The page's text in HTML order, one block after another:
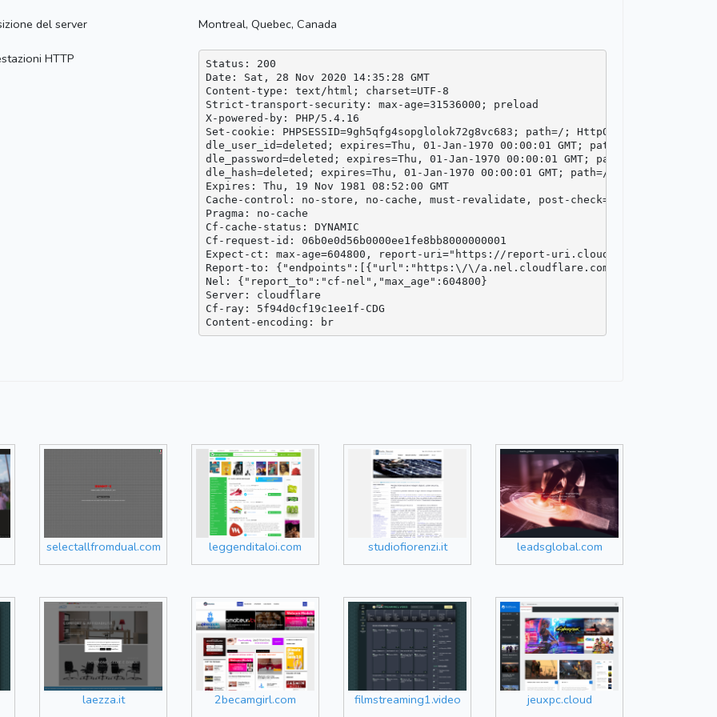
del server Montreal, Quebec, Canada
HTTP
Status: 200
Date: Sat, 28 Nov 2020 14:35:28 GMT
Content-type: text/html; charset=UTF-8
Strict-transport-security: max-age=31536000; preload
X-powered-by: PHP/5.4.16
Set-cookie: PHPSESSID=9gh5qfg4sopglolok72g8vc683; path=/; HttpOnly
dle_user_id=deleted; expires=Thu, 01-Jan-1970 00:00:01 GMT; path=/; httponly
dle_password=deleted; expires=Thu, 01-Jan-1970 00:00:01 GMT; path=/; httponly
dle_hash=deleted; expires=Thu, 01-Jan-1970 00:00:01 GMT; path=/; httponly
Expires: Thu, 19 Nov 1981 08:52:00 GMT
Cache-control: no-store, no-cache, must-revalidate, post-check=0, pre-check=0
Pragma: no-cache
Cf-cache-status: DYNAMIC
Cf-request-id: 06b0e0d56b0000ee1fe8bb8000000001
Expect-ct: max-age=604800, report-uri="https://report-uri.cloudflare.com/cdn-
Report-to: {"endpoints":[{"url":"https:\/\/a.nel.cloudflare.com\/
Nel: {"report_to":"cf-nel","max_age":604800}
Server: cloudflare
Cf-ray: 5f94d0cf19c1ee1f-CDG
Content-encoding: br
selectallfromdual.com leggenditaloi.com studiofiorenzi.it leadsglobal.com
laezza.it 2becamgirl.com filmstreaming1.video jeuxpc.cloud